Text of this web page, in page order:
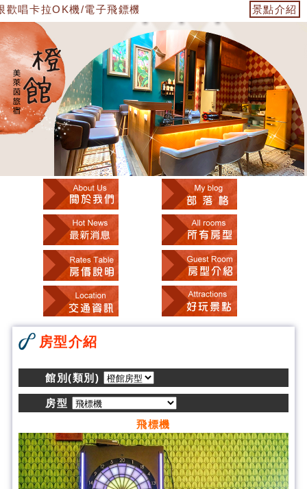
唱卡拉OK機/電子飛鏢機/雙人遊戲機/過山車電子麻將桌/
景點介紹
房型介紹
館別(類別)
房型
飛標機